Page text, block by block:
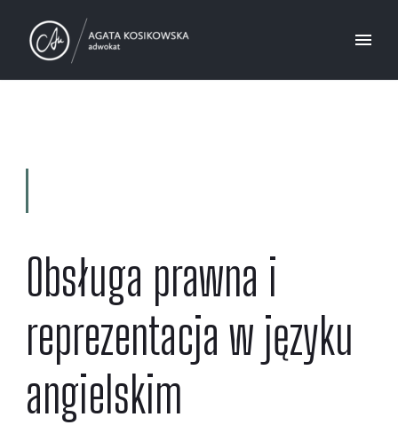
Obsługa prawna i
reprezentacja w języku
angielskim